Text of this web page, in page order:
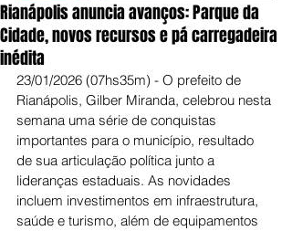
Rianápolis anuncia avanços: Parque da
Cidade, novos recursos e pá carregadeira
inédita
23/01/2026 (07hs35m) - O prefeito de
Rianápolis, Gilber Miranda, celebrou nesta
semana uma série de conquistas
importantes para o município, resultado
de sua articulação política junto a
lideranças estaduais. As novidades
incluem investimentos em infraestrutura,
saúde e turismo, além de equipamentos